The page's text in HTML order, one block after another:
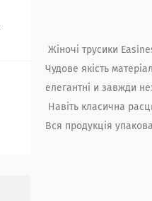
Жіночі трусики
Чудове якість
елегантні и завжди
Навіть класична
Вся продукція